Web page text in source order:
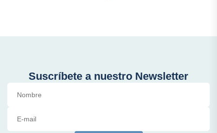
Suscríbete a nuestro Newsletter